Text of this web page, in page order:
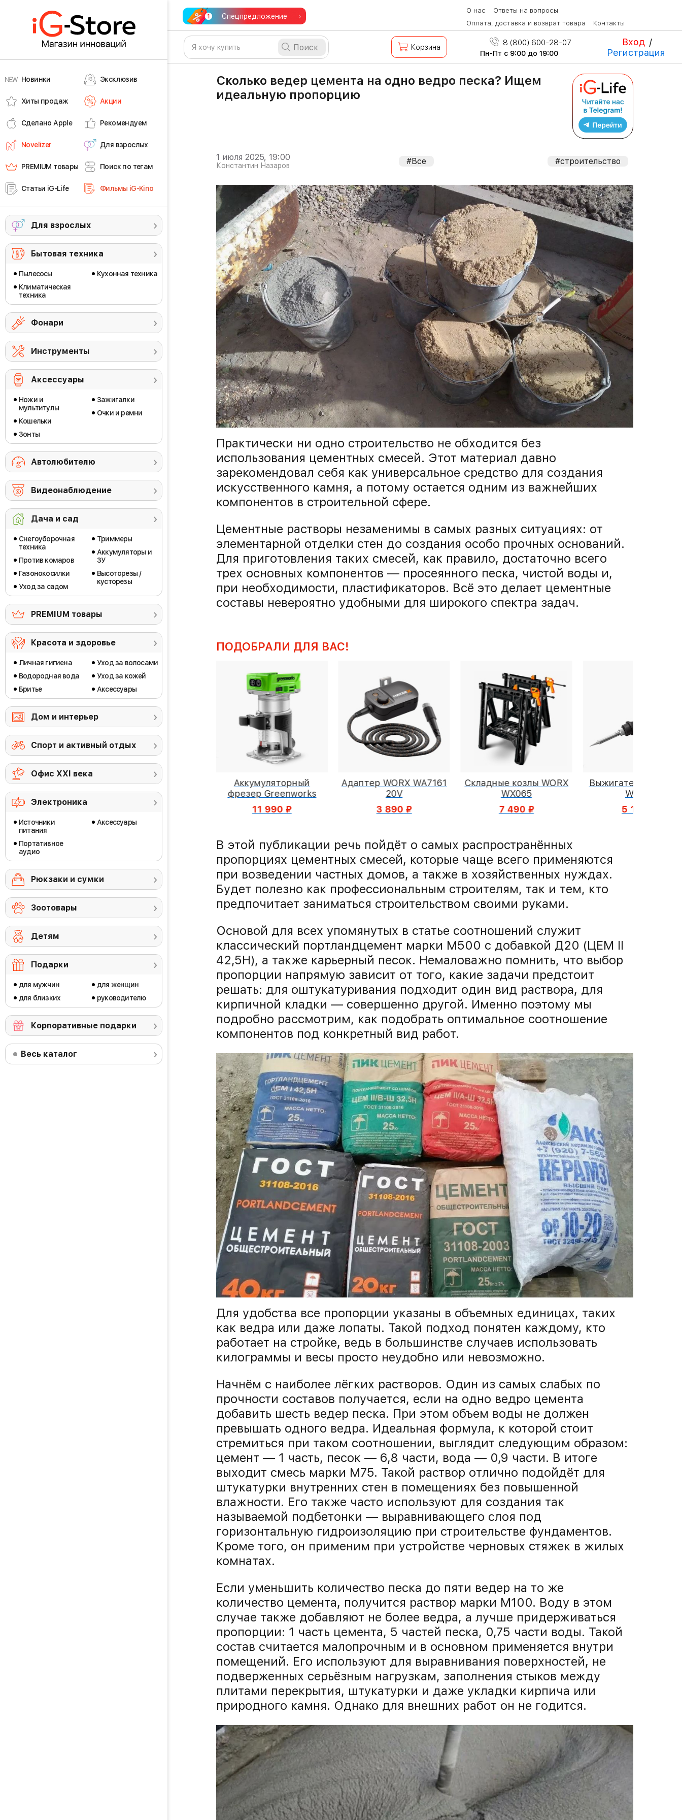
Новинки Эксклюзив
Хиты продаж Акции
Сделано Apple Рекомендуем
Novelizer Для взрослых
PREMIUM товары Поиск по тегам
Статьи iG-Life Фильмы iG-Kino
Для взрослых
Бытовая техника
Пылесосы
Климатическая
техника
Кухонная техника
Фонари
Инструменты
Аксессуары
Ножи и
мультитулы
Кошельки
Зонты
Зажигалки
Очки и ремни
Автолюбителю
Видеонаблюдение
Дача и сад
Снегоуборочная
техника
Против комаров
Газонокосилки
Уход за садом
Триммеры
Аккумуляторы и
ЗУ
Высоторезы /
кусторезы
PREMIUM товары
Красота и здоровье
Личная гигиена
Водородная вода
Бритье
Уход за волосами
Уход за кожей
Аксессуары
Дом и интерьер
Спорт и активный отдых
Офис ХХI века
Электроника
Источники
питания
Портативное
аудио
Аксессуары
Рюкзаки и сумки
Зоотовары
Детям
Подарки
для мужчин
для близких
для женщин
руководителю
Корпоративные подарки
Весь каталог
Спецпредложение
О нас
Ответы на вопросы
Оплата, доставка и возврат товара
Контакты
Поиск Корзина 8 (800) 600-28-07
Пн-Пт с 9:00 до 19:00
Вход /
Регистрация
Сколько ведер цемента на одно ведро песка? Ищем
идеальную пропорцию
1 июля 2025, 19:00
Константин Назаров #Все #строительство
Практически ни одно строительство не обходится без
использования цементных смесей. Этот материал давно
зарекомендовал себя как универсальное средство для создания
искусственного камня, а потому остается одним из важнейших
компонентов в строительной сфере.
Цементные растворы незаменимы в самых разных ситуациях: от
элементарной отделки стен до создания особо прочных оснований.
Для приготовления таких смесей, как правило, достаточно всего
трех основных компонентов — просеянного песка, чистой воды и,
при необходимости, пластификаторов. Всё это делает цементные
составы невероятно удобными для широкого спектра задач.
ПОДОБРАЛИ ДЛЯ ВАС!
Строительный степлер
WORX WX843
Аккумуляторный
фрезер Greenworks
Адаптер WORX WA7161
Складные козлы WORX
Выжигатель-паяльник
В этой публикации речь пойдёт о самых распространённых
пропорциях цементных смесей, которые чаще всего применяются
при возведении частных домов, а также в хозяйственных нуждах.
Будет полезно как профессиональным строителям, так и тем, кто
предпочитает заниматься строительством своими руками.
Основой для всех упомянутых в статье соотношений служит
классический портландцемент марки М500 с добавкой Д20 (ЦЕМ II
42,5Н), а также карьерный песок. Немаловажно помнить, что выбор
пропорции напрямую зависит от того, какие задачи предстоит
решать: для оштукатуривания подходит один вид раствора, для
кирпичной кладки — совершенно другой. Именно поэтому мы
подробно рассмотрим, как подобрать оптимальное соотношение
компонентов под конкретный вид работ.
Для удобства все пропорции указаны в объемных единицах, таких
как ведра или даже лопаты. Такой подход понятен каждому, кто
работает на стройке, ведь в большинстве случаев использовать
килограммы и весы просто неудобно или невозможно.
Начнём с наиболее лёгких растворов. Один из самых слабых по
прочности составов получается, если на одно ведро цемента
добавить шесть ведер песка. При этом объем воды не должен
превышать одного ведра. Идеальная формула, к которой стоит
стремиться при таком соотношении, выглядит следующим образом:
цемент — 1 часть, песок — 6,8 части, вода — 0,9 части. В итоге
выходит смесь марки М75. Такой раствор отлично подойдёт для
штукатурки внутренних стен в помещениях без повышенной
влажности. Его также часто используют для создания так
называемой подбетонки — выравнивающего слоя под
горизонтальную гидроизоляцию при строительстве фундаментов.
Кроме того, он применим при устройстве черновых стяжек в жилых
комнатах.
Если уменьшить количество песка до пяти ведер на то же
количество цемента, получится раствор марки М100. Воду в этом
случае также добавляют не более ведра, а лучше придерживаться
пропорции: 1 часть цемента, 5 частей песка, 0,75 части воды. Такой
состав считается малопрочным и в основном применяется внутри
помещений. Его используют для выравнивания поверхностей, не
подверженных серьёзным нагрузкам, заполнения стыков между
плитами перекрытия, штукатурки и даже укладки кирпича или
природного камня. Однако для внешних работ он не годится.